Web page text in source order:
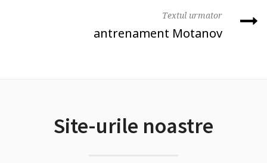
Textul urmator
antrenament Motanov
Site-urile noastre